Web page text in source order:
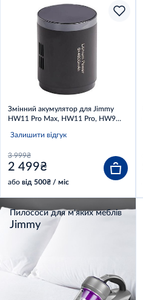
Змінний акумулятор для Jimmy
HW11 Pro Max, HW11 Pro, HW9
Залишити відгук
3 999₴
2 499₴
або від 500₴ / міс
Пилососи для м'яких меблів
Jimmy